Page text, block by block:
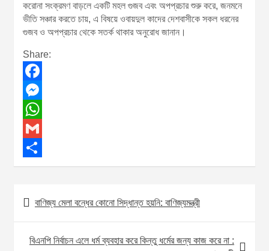
করোনা সংক্রমণ বাড়লে একটি মহল গুজব এবং অপপ্রচার শুরু করে, জনমনে
ভীতি সঞ্চার করতে চায়, এ বিষয়ে ওবায়দুল কাদের দেশবাসীকে সকল ধরনের
গুজব ও অপপ্রচার থেকে সতর্ক থাকার অনুরোধ জানান।
Share:
F
a
c
e
b
o
k
M
e
s
s
n
g
W
h
a
s
A
G
m
i
l
S
a
r
P
o
বাণিজ্য মেলা বন্ধের কোনো সিদ্ধান্ত হয়নি: বাণিজ্যমন্ত্রী
বিএনপি নির্বাচন এলে ধর্ম ব্যবহার করে কিন্তু ধর্মের জন্য কাজ করে না :